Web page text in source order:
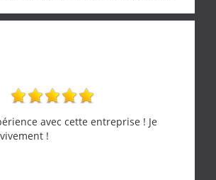
et de la considération, ce qui
chez les pationnés de leur métier.
pour sa disponibilité
avec cette entreprise ! Je
!